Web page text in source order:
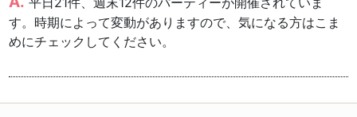
す。時期によって変動がありますので、気になる方はこま
めにチェックしてください。